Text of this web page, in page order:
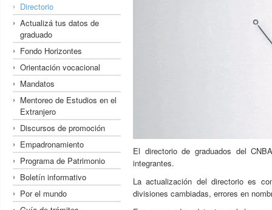
Directorio
Actualizá tus datos de
graduado
Fondo Horizontes
Orientación vocacional
Mandatos
Mentoreo de Estudios en el
Extranjero
Discursos de promoción
Empadronamiento
Programa de Patrimonio
Boletín informativo
Por el mundo
El directorio de graduados del
integrantes.
La actualización del directorio es
divisiones cambiadas, errores en